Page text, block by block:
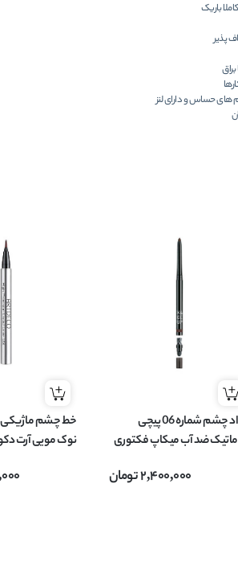
باریک
پذیر
براق
حساس و دارای لنز
مداد چشم شماره 06 پیچی
ضد آب میکاپ فکتوری
2,400,000تومان